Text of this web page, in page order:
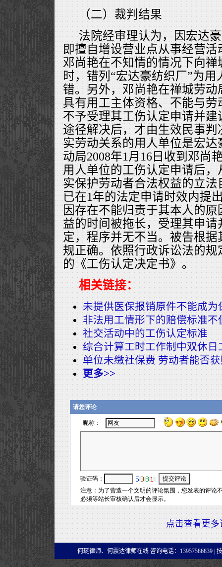
（二）裁判结果
法院经审理认为，因宏达
即擅自增设营业点从事经营活
邓尚艳在不知情的情况下向
时，错列“宏达豪纺织厂”为
错。另外，邓尚艳在禅城劳动
具有用工主体资格、不能与
不予受理其工伤认定申请并
途径解决后，才由生效民事
实劳动关系的用人单位是宏
动局2008年1月16日收到邓尚
用人单位的工伤认定申请后
实保护劳动者合法权益的立
已在1年的法定申请时效内提
因存在不能归责于其本人的
益的时间被拖长，受理其申
定，程序并无不当。被告根
规正确。依照行政诉讼法的
的《工伤认定决定书》。
相关链接：
未提供医保报销原件不能成为
非法用工情形下的赔偿标准不
社交活动中的工伤认定标准
综合计算工时工作制中双休日
单位未缴社保费 劳动者能否
更多>>
点击查看更多
何珽律师、何震达律师在线 咨询电话：13957586839 |